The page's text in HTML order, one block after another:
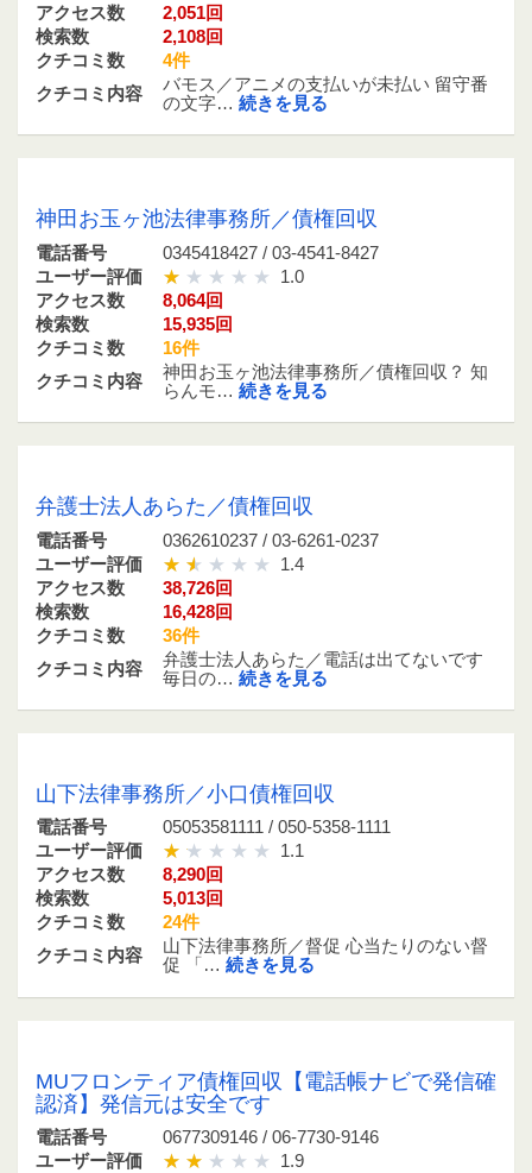
アクセス数
2,051回
検索数
2,108回
クチコミ数
4件
クチコミ内容
バモス／アニメの支払いが未払い 留守番
の文字… 続きを見る
神田お玉ヶ池法律事務所／債権回収
電話番号
0345418427 / 03-4541-8427
ユーザー評価
1.0
アクセス数
8,064回
検索数
15,935回
クチコミ数
16件
クチコミ内容
神田お玉ヶ池法律事務所／債権回収？ 知
らんモ… 続きを見る
弁護士法人あらた／債権回収
電話番号
0362610237 / 03-6261-0237
ユーザー評価
1.4
アクセス数
38,726回
検索数
16,428回
クチコミ数
36件
クチコミ内容
弁護士法人あらた／電話は出てないです
毎日の… 続きを見る
山下法律事務所／小口債権回収
電話番号
05053581111 / 050-5358-1111
ユーザー評価
1.1
アクセス数
8,290回
検索数
5,013回
クチコミ数
24件
クチコミ内容
山下法律事務所／督促 心当たりのない督
促 「… 続きを見る
MUフロンティア債権回収【電話帳ナビで発信確
認済】発信元は安全です
電話番号
0677309146 / 06-7730-9146
ユーザー評価
1.9